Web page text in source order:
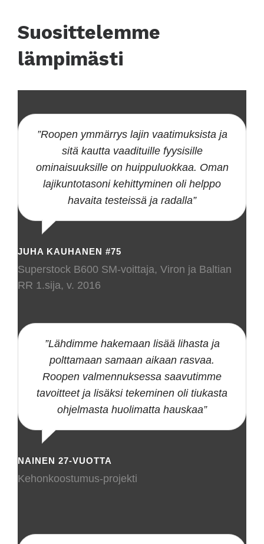
Suosittelemme
lämpimästi
”Roopen ymmärrys lajin vaatimuksista ja
sitä kautta vaadituille fyysisille
ominaisuuksille on huippuluokkaa. Oman
lajikuntotasoni kehittyminen oli helppo
havaita testeissä ja radalla”
JUHA KAUHANEN #75
Superstock B600 SM-voittaja, Viron ja Baltian
RR 1.sija, v. 2016
”Lähdimme hakemaan lisää lihasta ja
polttamaan samaan aikaan rasvaa.
Roopen valmennuksessa saavutimme
tavoitteet ja lisäksi tekeminen oli tiukasta
ohjelmasta huolimatta hauskaa”
NAINEN 27-VUOTTA
Kehonkoostumus-projekti